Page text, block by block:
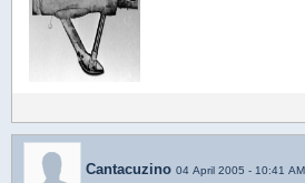
Cantacuzino 04 April 2005 - 10:41 AM